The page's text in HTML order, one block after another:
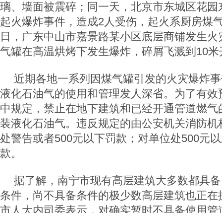
璃、墙面被震碎；同一天，北京市东城区花
起火爆炸事件，造成2人受伤，起火系厨房煤
日，广东中山市嘉景路某小区底层商铺发生
气罐在高温烘烤下发生爆炸，碎屑飞溅到10
近期各地一系列因煤气罐引发的火灾爆炸
液化石油气的使用和管理发人深省。为了有
中规定，禁止在地下建筑和已经开通管道燃
装液化石油气。违反规定的由公安机关消防
处警告或者500元以下罚款；对单位处500元
款。
据了解，南宁市现有高层建筑大多数都具
条件，尚不具备条件的极少数高层建筑也正
市人大内司委表示，对确实暂时不具备使用